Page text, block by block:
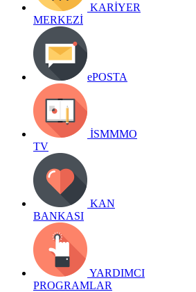
KARİYER
MERKEZİ
ePOSTA
İSMMMO
TV
KAN
BANKASI
YARDIMCI
PROGRAMLAR